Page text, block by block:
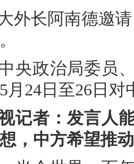
外长阿南德邀
央政治局委员
月24日至26日
记者：发言人
，中方希望推